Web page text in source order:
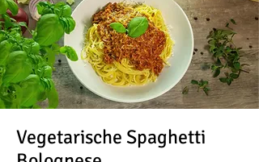
Vegetarische Spaghetti